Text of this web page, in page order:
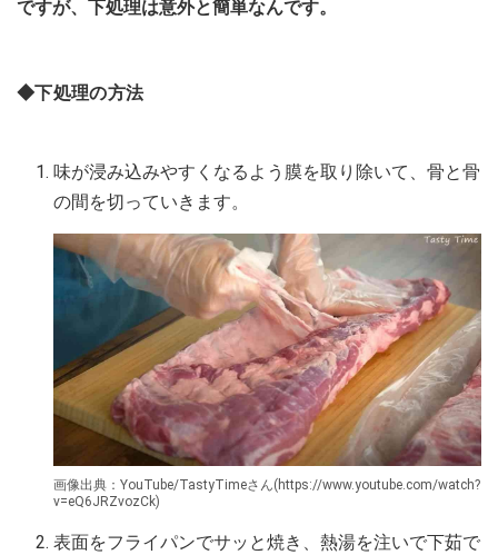
ですが、下処理は意外と簡単なんです。
◆下処理の方法
味が浸み込みやすくなるよう膜を取り除いて、骨と骨
の間を切っていきます。
画像出典：YouTube/TastyTimeさん(https://www.youtube.com/watch?
v=eQ6JRZvozCk)
表面をフライパンでサッと焼き、熱湯を注いで下茹で